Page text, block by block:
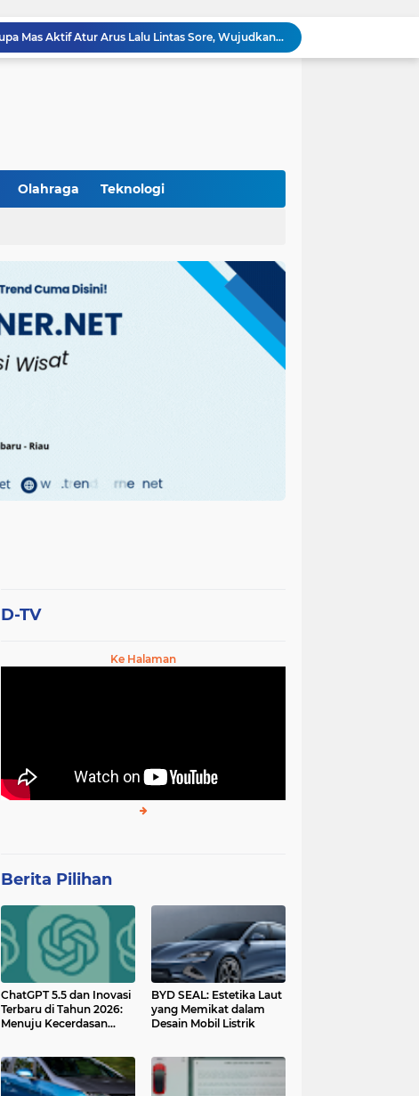
Ka Polsubsektor Cikupa Mas Aktif Atur Arus Lalu Lintas Sore, Wujudkan Kamseltibcar Lantas
Polsek Cikupa Cek Lokasi Penemuan Buaya di Desa Budimulya, Satwa Dievakuasi Petugas Damkar
Aiptu Budiansyah Perkuat Siskamling Bersama Warga, Polsek Cikupa Tingkatkan Sinergi Jaga Kamtibmas
Olahraga Teknologi
D-TV
Ke Halaman
Berita Pilihan
ChatGPT 5.5 dan Inovasi
Terbaru di Tahun 2026:
Menuju Kecerdasan
BYD SEAL: Estetika Laut
yang Memikat dalam
Desain Mobil Listrik